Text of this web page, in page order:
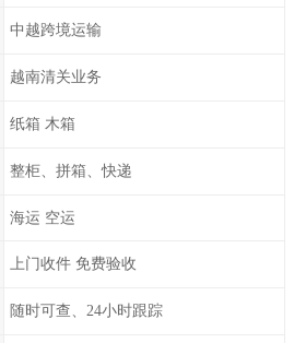
中越跨境运输
越南清关业务
纸箱 木箱
整柜、拼箱、快递
海运 空运
上门收件 免费验收
随时可查、24小时跟踪